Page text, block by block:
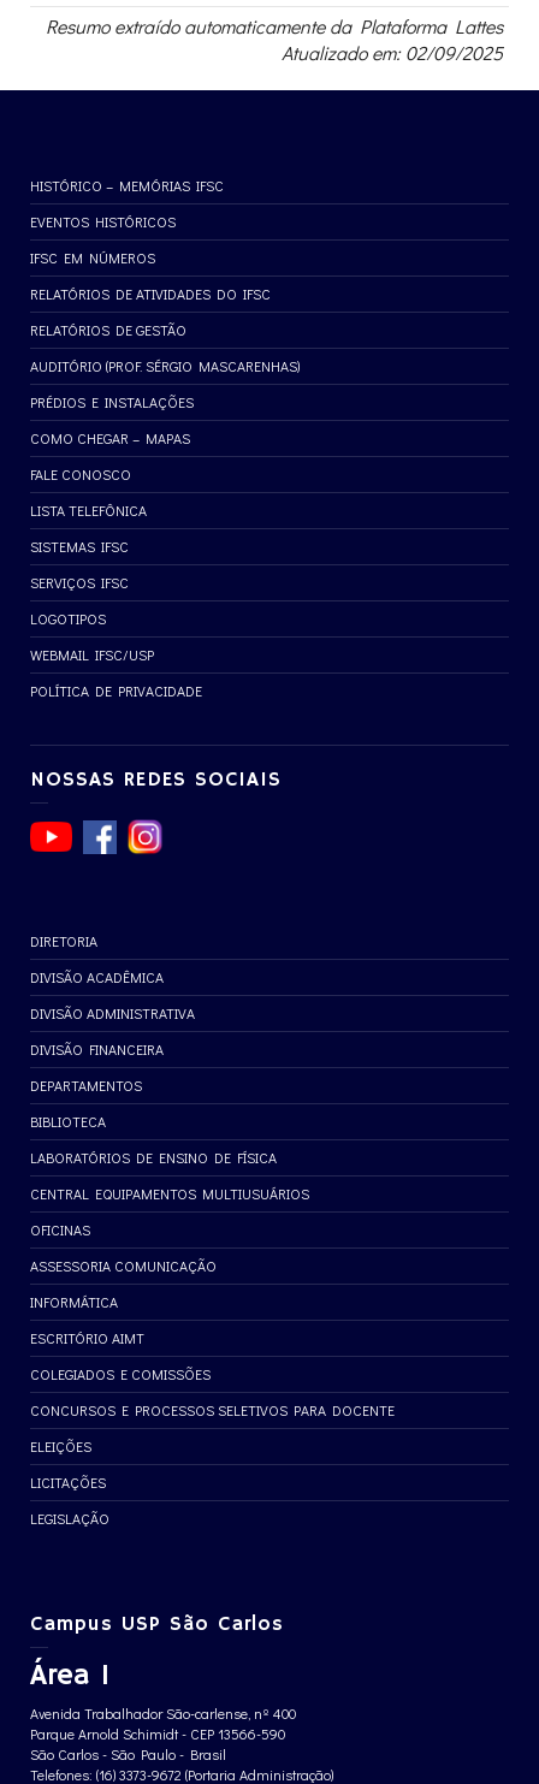
Resumo extraído automaticamente da Plataforma Lattes
Atualizado em: 02/09/2025
HISTÓRICO – MEMÓRIAS IFSC
EVENTOS HISTÓRICOS
IFSC EM NÚMEROS
RELATÓRIOS DE ATIVIDADES DO IFSC
RELATÓRIOS DE GESTÃO
AUDITÓRIO (PROF. SÉRGIO MASCARENHAS)
PRÉDIOS E INSTALAÇÕES
COMO CHEGAR – MAPAS
FALE CONOSCO
LISTA TELEFÔNICA
SISTEMAS IFSC
SERVIÇOS IFSC
LOGOTIPOS
WEBMAIL IFSC/USP
POLÍTICA DE PRIVACIDADE
NOSSAS REDES SOCIAIS
DIRETORIA
DIVISÃO ACADÊMICA
DIVISÃO ADMINISTRATIVA
DIVISÃO FINANCEIRA
DEPARTAMENTOS
BIBLIOTECA
LABORATÓRIOS DE ENSINO DE FÍSICA
CENTRAL EQUIPAMENTOS MULTIUSUÁRIOS
OFICINAS
ASSESSORIA COMUNICAÇÃO
INFORMÁTICA
ESCRITÓRIO AIMT
COLEGIADOS E COMISSÕES
CONCURSOS E PROCESSOS SELETIVOS PARA DOCENTE
ELEIÇÕES
LICITAÇÕES
LEGISLAÇÃO
Campus USP São Carlos
Área 1
Avenida Trabalhador São-carlense, nº 400
Parque Arnold Schimidt - CEP 13566-590
São Carlos - São Paulo - Brasil
Telefones: (16) 3373-9672 (Portaria Administração)